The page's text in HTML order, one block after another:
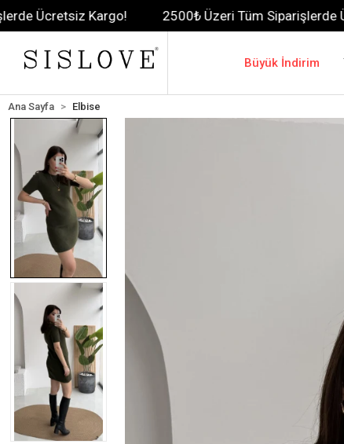
Kargo! 2500₺ Üzeri Tüm Siparişlerde Ücretsiz
Büyük İndirim
Ana Sayfa Elbise